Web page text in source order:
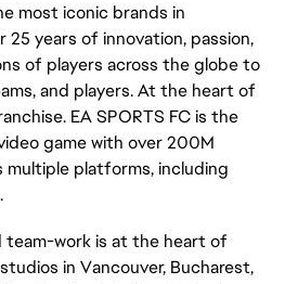
most iconic brands in
years of innovation, passion,
of players across the globe to
and players. At the heart of
EA SPORTS FC is the
game with over 200M
multiple platforms, including
team-work is at the heart of
in Vancouver, Bucharest,